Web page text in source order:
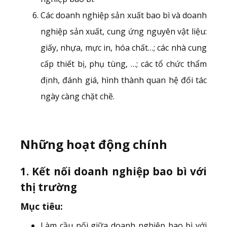
Các doanh nghiệp sản xuất bao bì và doanh
nghiệp sản xuất, cung ứng nguyên vật liệu:
giấy, nhựa, mực in, hóa chất…; các nhà cung
cấp thiết bị, phụ tùng, …; các tổ chức thẩm
định, đánh giá, hình thành quan hệ đối tác
ngày càng chặt chẽ.
Những hoạt động chính
1. Kết nối doanh nghiệp bao bì với
thị trường
Mục tiêu: